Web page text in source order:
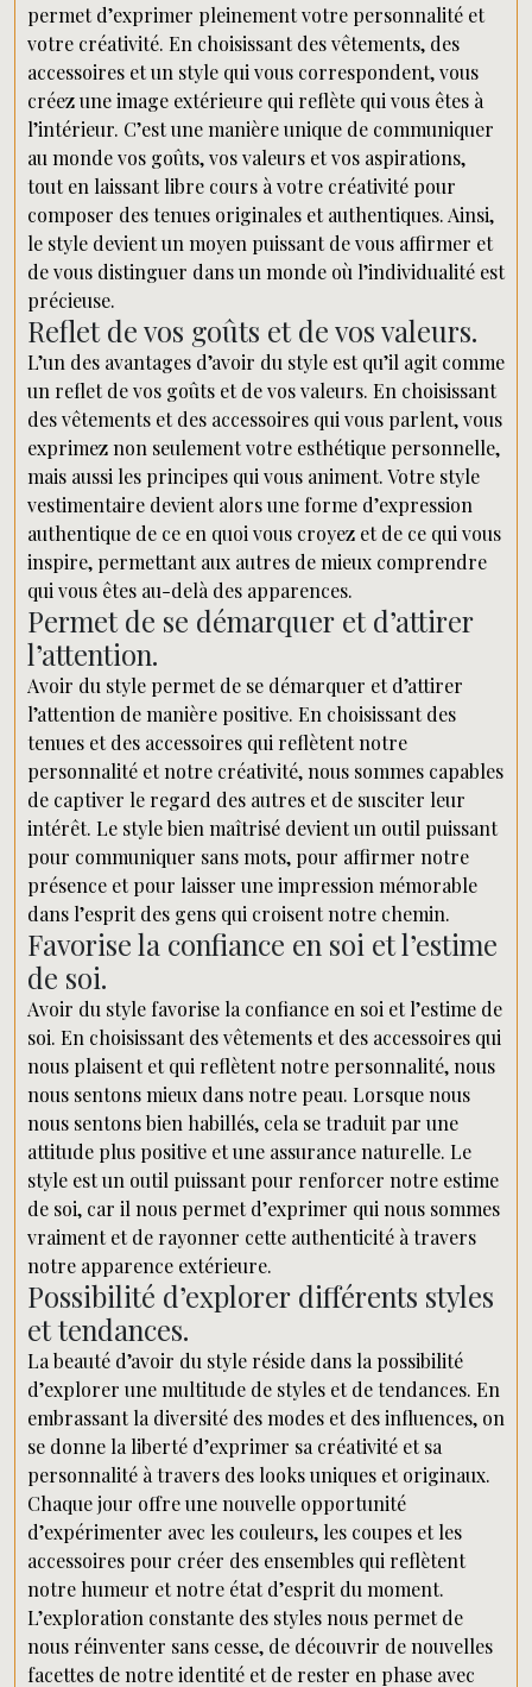
permet d’exprimer pleinement votre personnalité et
votre créativité. En choisissant des vêtements, des
accessoires et un style qui vous correspondent, vous
créez une image extérieure qui reflète qui vous êtes à
l’intérieur. C’est une manière unique de communiquer
au monde vos goûts, vos valeurs et vos aspirations,
tout en laissant libre cours à votre créativité pour
composer des tenues originales et authentiques. Ainsi,
le style devient un moyen puissant de vous affirmer et
de vous distinguer dans un monde où l’individualité est
précieuse.
Reflet de vos goûts et de vos valeurs.
L’un des avantages d’avoir du style est qu’il agit comme
un reflet de vos goûts et de vos valeurs. En choisissant
des vêtements et des accessoires qui vous parlent, vous
exprimez non seulement votre esthétique personnelle,
mais aussi les principes qui vous animent. Votre style
vestimentaire devient alors une forme d’expression
authentique de ce en quoi vous croyez et de ce qui vous
inspire, permettant aux autres de mieux comprendre
qui vous êtes au-delà des apparences.
Permet de se démarquer et d’attirer
l’attention.
Avoir du style permet de se démarquer et d’attirer
l’attention de manière positive. En choisissant des
tenues et des accessoires qui reflètent notre
personnalité et notre créativité, nous sommes capables
de captiver le regard des autres et de susciter leur
intérêt. Le style bien maîtrisé devient un outil puissant
pour communiquer sans mots, pour affirmer notre
présence et pour laisser une impression mémorable
dans l’esprit des gens qui croisent notre chemin.
Favorise la confiance en soi et l’estime
de soi.
Avoir du style favorise la confiance en soi et l’estime de
soi. En choisissant des vêtements et des accessoires qui
nous plaisent et qui reflètent notre personnalité, nous
nous sentons mieux dans notre peau. Lorsque nous
nous sentons bien habillés, cela se traduit par une
attitude plus positive et une assurance naturelle. Le
style est un outil puissant pour renforcer notre estime
de soi, car il nous permet d’exprimer qui nous sommes
vraiment et de rayonner cette authenticité à travers
notre apparence extérieure.
Possibilité d’explorer différents styles
et tendances.
La beauté d’avoir du style réside dans la possibilité
d’explorer une multitude de styles et de tendances. En
embrassant la diversité des modes et des influences, on
se donne la liberté d’exprimer sa créativité et sa
personnalité à travers des looks uniques et originaux.
Chaque jour offre une nouvelle opportunité
d’expérimenter avec les couleurs, les coupes et les
accessoires pour créer des ensembles qui reflètent
notre humeur et notre état d’esprit du moment.
L’exploration constante des styles nous permet de
nous réinventer sans cesse, de découvrir de nouvelles
facettes de notre identité et de rester en phase avec